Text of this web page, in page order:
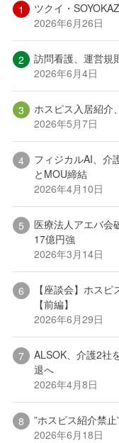
ツクイ・
2026年6月26日
訪問看護、運営
2026年6月4日
ホスピス入居紹
2026年5月7日
フィジカルAI、
とMOU締結
2026年4月10日
医療法人アエバ
17億円強
2026年3月14日
【座談会】ホス
【前編】
2026年6月29日
ALSOK、介護2社
退へ
2026年4月8日
”ホスピス紹介禁
2026年6月18日